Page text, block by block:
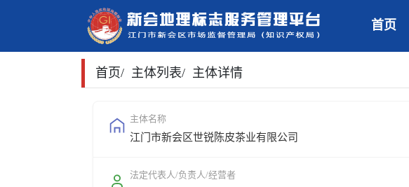
首页
首页/ 主体列表/ 主体详情
主体名称
江门市新会区世锐陈皮茶业有限公司
法定代表人/负责人/经营者